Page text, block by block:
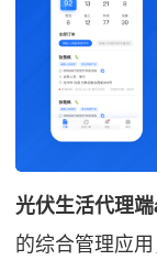
光伏生活代理
的综合管理应